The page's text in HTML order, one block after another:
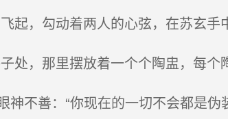
，勾动着两人的心弦，在苏玄手
，那里摆放着一个个陶盅，每个
不善：“你现在的一切不会都是